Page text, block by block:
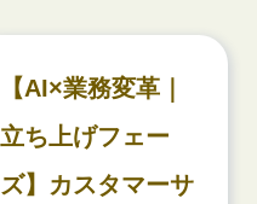
【AI×業務変革｜
立ち上げフェー
ズ】カスタマーサ